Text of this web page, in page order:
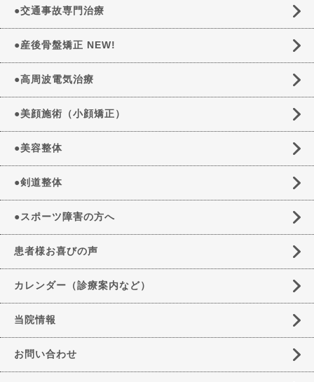
●交通事故専門治療
●産後骨盤矯正 NEW!
●高周波電気治療
●美顔施術（小顔矯正）
●美容整体
●剣道整体
●スポーツ障害の方へ
患者様お喜びの声
カレンダー（診療案内など）
当院情報
お問い合わせ